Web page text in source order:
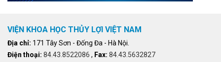
VIỆN KHOA HỌC THỦY LỢI VIỆT NAM
Địa chỉ: 171 Tây Sơn - Đống Đa - Hà Nội.
Điện thoại: 84.43.8522086 , Fax: 84.43.5632827